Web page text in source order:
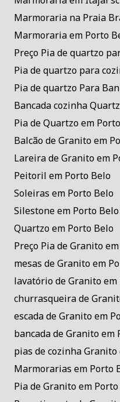
Marmoraria na Praia
Marmoraria em Porto
Preço Pia de quartzo
Pia de quartzo para
Pia de quartzo Para
Bancada cozinha
Pia de Quartzo em
Balcão de Granito em
Lareira de Granito em
Peitoril em Porto Belo
Soleiras em Porto Belo
Silestone em Porto Belo
Quartzo em Porto Belo
Preço Pia de Granito
mesas de Granito em
lavatório de Granito em
churrasqueira de
escada de Granito em
bancada de Granito em
pias de cozinha
Marmorarias em Porto
Pia de Granito em